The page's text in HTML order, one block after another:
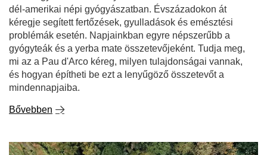
dél-amerikai népi gyógyászatban. Évszázadokon át
kéregje segített fertőzések, gyulladások és emésztési
problémák esetén. Napjainkban egyre népszerűbb a
gyógyteák és a yerba mate összetevőjeként. Tudja meg,
mi az a Pau d'Arco kéreg, milyen tulajdonságai vannak,
és hogyan építheti be ezt a lenyűgöző összetevőt a
mindennapjaiba.
Bővebben